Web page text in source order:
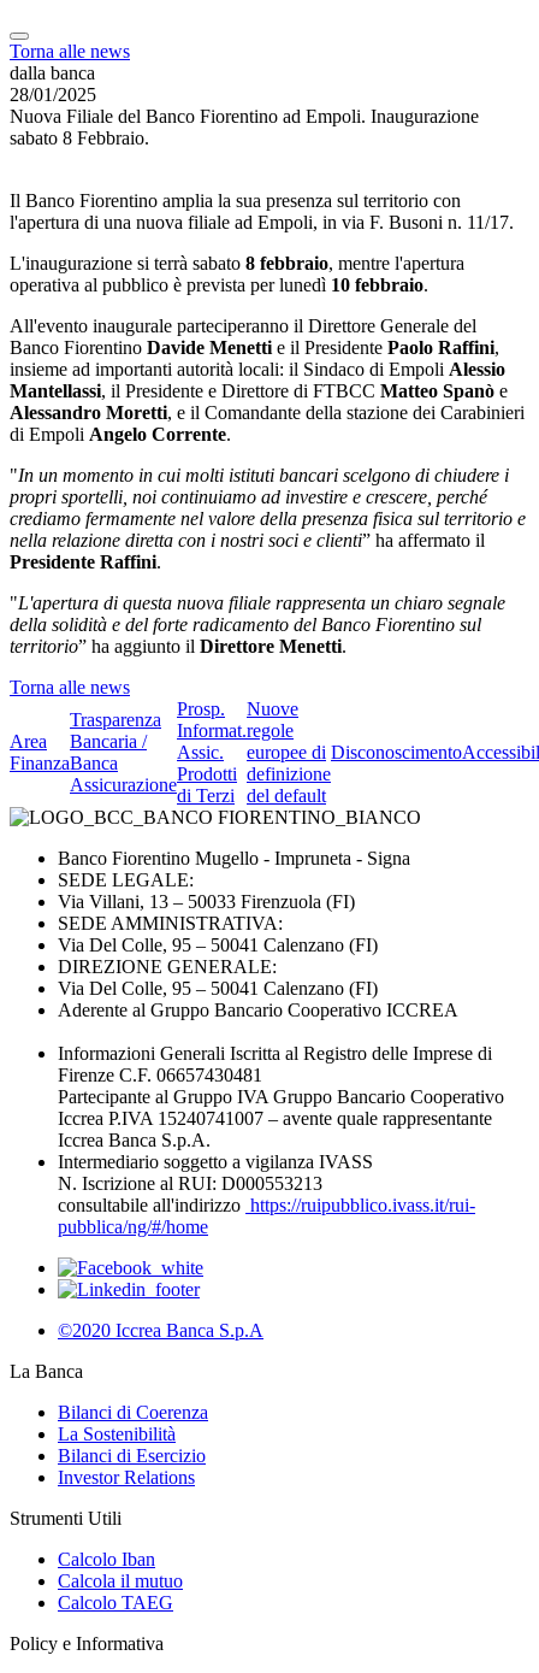
Torna alle news
dalla banca
28/01/2025
Nuova Filiale del Banco Fiorentino ad Empoli. Inaugurazione
sabato 8 Febbraio.
Il Banco Fiorentino amplia la sua presenza sul territorio con
l'apertura di una nuova filiale ad Empoli, in via F. Busoni n. 11/17.
L'inaugurazione si terrà sabato 8 febbraio, mentre l'apertura
operativa al pubblico è prevista per lunedì 10 febbraio.
All'evento inaugurale parteciperanno il Direttore Generale del
Banco Fiorentino Davide Menetti e il Presidente Paolo Raffini,
insieme ad importanti autorità locali: il Sindaco di Empoli Alessio
Mantellassi, il Presidente e Direttore di FTBCC Matteo Spanò e
Alessandro Moretti, e il Comandante della stazione dei Carabinieri
di Empoli Angelo Corrente.
"In un momento in cui molti istituti bancari scelgono di chiudere i
propri sportelli, noi continuiamo ad investire e crescere, perché
crediamo fermamente nel valore della presenza fisica sul territorio e
nella relazione diretta con i nostri soci e clienti” ha affermato il
Presidente Raffini.
"L'apertura di questa nuova filiale rappresenta un chiaro segnale
della solidità e del forte radicamento del Banco Fiorentino sul
territorio” ha aggiunto il Direttore Menetti.
Torna alle news
Area
Finanza
Trasparenza
Bancaria /
Banca
Assicurazione
Prosp.
Informat.
Assic.
Prodotti
di Terzi
Nuove
regole
europee di
definizione
del default
Disconoscimento
Banco Fiorentino Mugello - Impruneta - Signa
SEDE LEGALE:
Via Villani, 13 – 50033 Firenzuola (FI)
SEDE AMMINISTRATIVA:
Via Del Colle, 95 – 50041 Calenzano (FI)
DIREZIONE GENERALE:
Via Del Colle, 95 – 50041 Calenzano (FI)
Aderente al Gruppo Bancario Cooperativo ICCREA
Informazioni Generali Iscritta al Registro delle Imprese di
Firenze C.F. 06657430481
Partecipante al Gruppo IVA Gruppo Bancario Cooperativo
Iccrea P.IVA 15240741007 – avente quale rappresentante
Iccrea Banca S.p.A.
Intermediario soggetto a vigilanza IVASS
N. Iscrizione al RUI: D000553213
consultabile all'indirizzo https://ruipubblico.ivass.it/rui-
pubblica/ng/#/home
©2020 Iccrea Banca S.p.A
La Banca
Bilanci di Coerenza
La Sostenibilità
Bilanci di Esercizio
Investor Relations
Strumenti Utili
Calcolo Iban
Calcola il mutuo
Calcolo TAEG
Policy e Informativa